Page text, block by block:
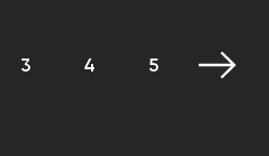
3 4 5